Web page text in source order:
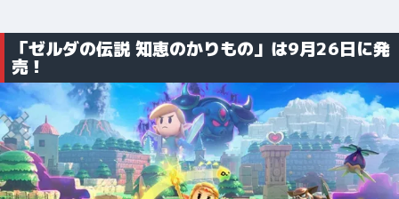
「ゼルダの伝説 知恵のかりもの」は9月26日に発
売！